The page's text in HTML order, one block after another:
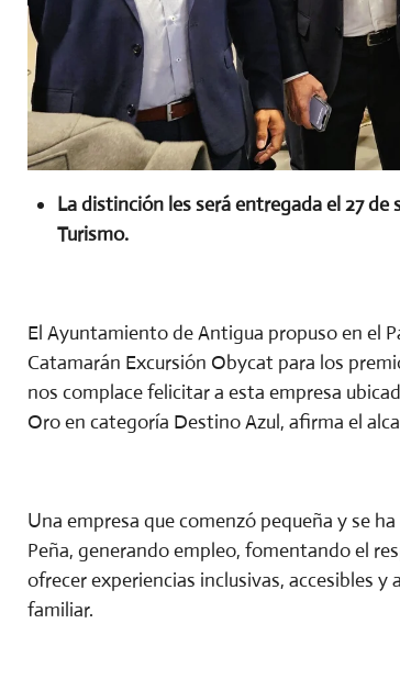
La distinción les será entregada el 27
Turismo.
El Ayuntamiento de Antigua propuso en el
Catamarán Excursión Obycat para los
nos complace felicitar a esta empresa
Oro en categoría Destino Azul, afirma el
Una empresa que comenzó pequeña y se
Peña, generando empleo, fomentando el
ofrecer experiencias inclusivas, accesibles
familiar.